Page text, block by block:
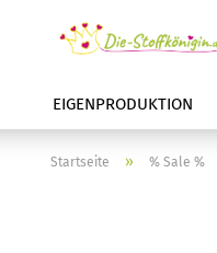
EIGENPRODUKTION
Startseite » % Sale %